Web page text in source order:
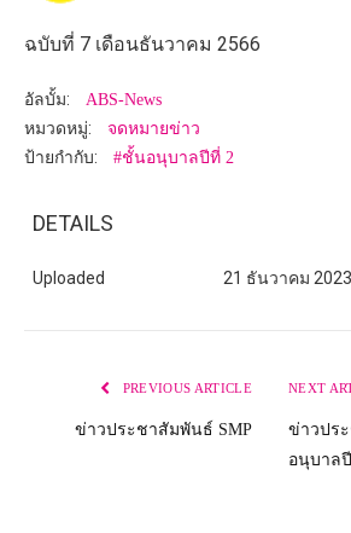
ฉบับที่ 7 เดือนธันวาคม 2566
อัลบั้ม: ABS-News
หมวดหมู่: จดหมายข่าว
ป้ายกำกับ: #ชั้นอนุบาลปีที่ 2
DETAILS
Uploaded 21 ธันวาคม 2023
PREVIOUS ARTICLE
ข่าวประชาสัมพันธ์ SMP
NEXT
ข่าวปร
อนุบาล